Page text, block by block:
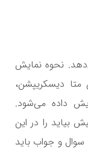
نحوه نمایش
دیسکریپشن،
داده می‌شود.
بیاید را در این
و جواب باید